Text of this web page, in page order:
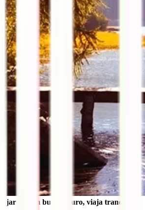
con un buen seguro, viaja tranquilo